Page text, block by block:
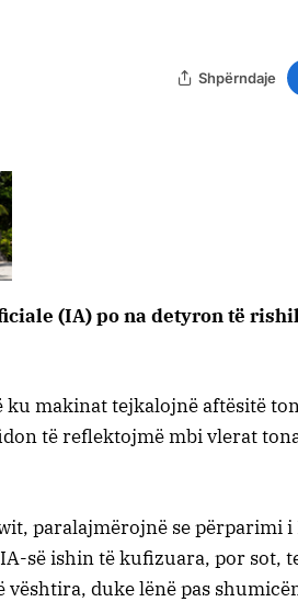
Shpërndaje
(IA) po na detyron të
ku makinat tejkalojnë aftësitë
të reflektojmë mbi vlerat
paralajmërojnë se përparimi i
së ishin të kufizuara, por sot,
duke lënë pas